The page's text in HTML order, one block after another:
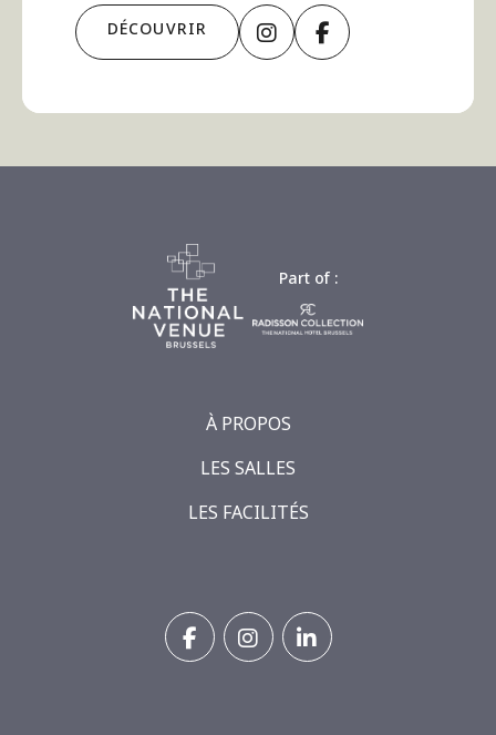
DÉCOUVRIR Instagram
facebook
Part of :
À PROPOS
LES SALLES
LES FACILITÉS
FACEBOOKINSTAGRAM
LINKEDIN